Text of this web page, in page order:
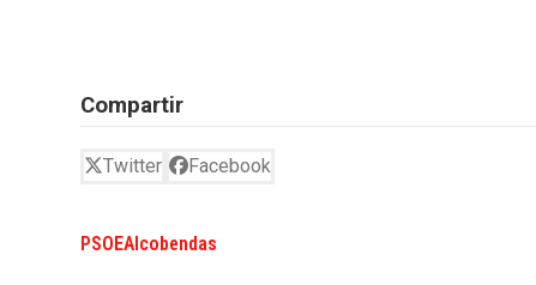
Compartir
Twitter Facebook
PSOEAlcobendas